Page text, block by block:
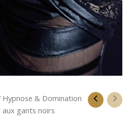
Hypnose & Domination
aux gants noirs